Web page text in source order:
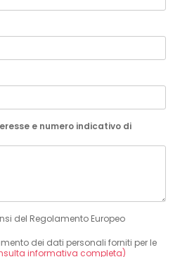
e numero indicativo di
del Regolamento Europeo
dei dati personali forniti per le
informativa completa)